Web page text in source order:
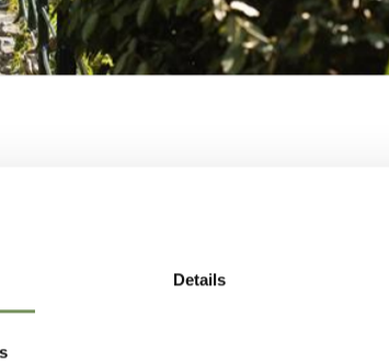
Details
PIANTINA
2006
IL
DI MERANO.